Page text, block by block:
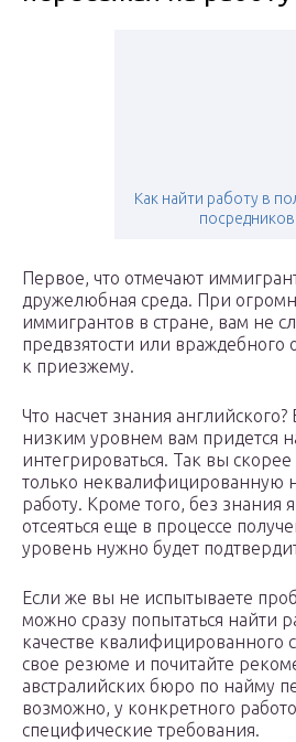
Как найти работу в
посредников
Первое, что отмечают
дружелюбная среда. При
иммигрантов в стране, вам не
предвзятости или враждебного
к приезжему.
Что насчет знания английского?
низким уровнем вам придется
интегрироваться. Так вы
только неквалифицированную
работу. Кроме того, без знания
отсеяться еще в процессе
уровень нужно будет
Если же вы не испытываете
можно сразу попытаться найти
качестве квалифицированного
свое резюме и почитайте
австралийских бюро по найму
возможно, у конкретного
специфические требования.